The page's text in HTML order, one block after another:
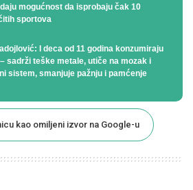
mogućnost da isprobaju čak 10
sportova
I deca od 11 godina konzumiraju
sadrži teške metale, utiče na mozak i
sistem, smanjuje pažnju i pamćenje
kao omiljeni izvor na Google-u